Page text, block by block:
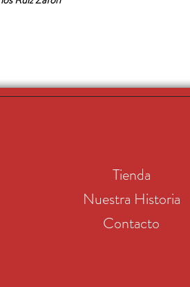
Tienda
Nuestra Historia
Contacto